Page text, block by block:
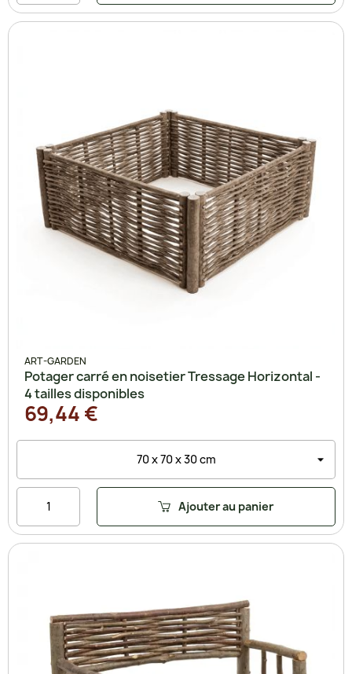
ART-GARDEN
Potager carré en noisetier Tressage Horizontal -
4 tailles disponibles
69,44 €
Ajouter au panier